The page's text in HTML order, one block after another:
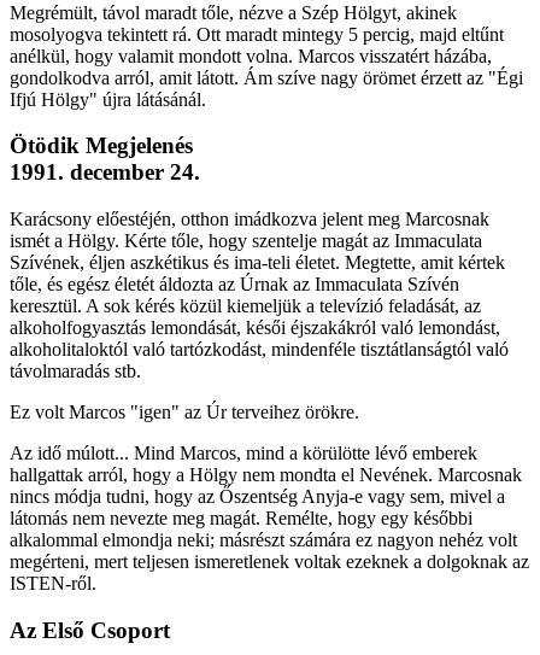
Megrémült, távol maradt tőle, nézve a Szép Hölgyt, akinek
mosolyogva tekintett rá. Ott maradt mintegy 5 percig, majd eltűnt
anélkül, hogy valamit mondott volna. Marcos visszatért házába,
gondolkodva arról, amit látott. Ám szíve nagy örömet érzett az "Égi
Ifjú Hölgy" újra látásánál.
Ötödik Megjelenés
1991. december 24.
Karácsony előestéjén, otthon imádkozva jelent meg Marcosnak
ismét a Hölgy. Kérte tőle, hogy szentelje magát az Immaculata
Szívének, éljen aszkétikus és ima-teli életet. Megtette, amit kértek
tőle, és egész életét áldozta az Úrnak az Immaculata Szívén
keresztül. A sok kérés közül kiemeljük a televízió feladását, az
alkoholfogyasztás lemondását, késői éjszakákról való lemondást,
alkoholitaloktól való tartózkodást, mindenféle tisztátlanságtól való
távolmaradás stb.
Ez volt Marcos "igen" az Úr terveihez örökre.
Az idő múlott... Mind Marcos, mind a körülötte lévő emberek
hallgattak arról, hogy a Hölgy nem mondta el Nevének. Marcosnak
nincs módja tudni, hogy az Őszentség Anyja-e vagy sem, mivel a
látomás nem nevezte meg magát. Remélte, hogy egy későbbi
alkalommal elmondja neki; másrészt számára ez nagyon nehéz volt
megérteni, mert teljesen ismeretlenek voltak ezeknek a dolgoknak az
ISTEN-ről.
Az Első Csoport